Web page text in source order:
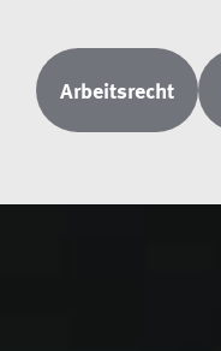
Arbeitsrecht